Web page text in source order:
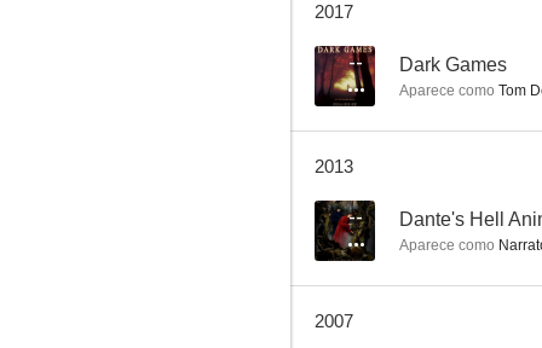
2017
-- Dark Games
Aparece como Tom
2013
-- Dante's Hell
Aparece como
2007